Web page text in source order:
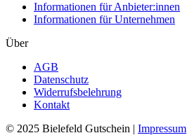
Informationen für Anbieter:innen
Informationen für Unternehmen
Über
AGB
Datenschutz
Widerrufsbelehrung
Kontakt
© 2025 Bielefeld Gutschein | Impressum